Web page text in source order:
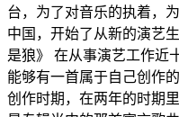
台，为了对音乐的执着，
中国，开始了从新的演艺
是狼》 在从事演艺工作近
能够有一首属于自己创作
创作时期，在两年的时期